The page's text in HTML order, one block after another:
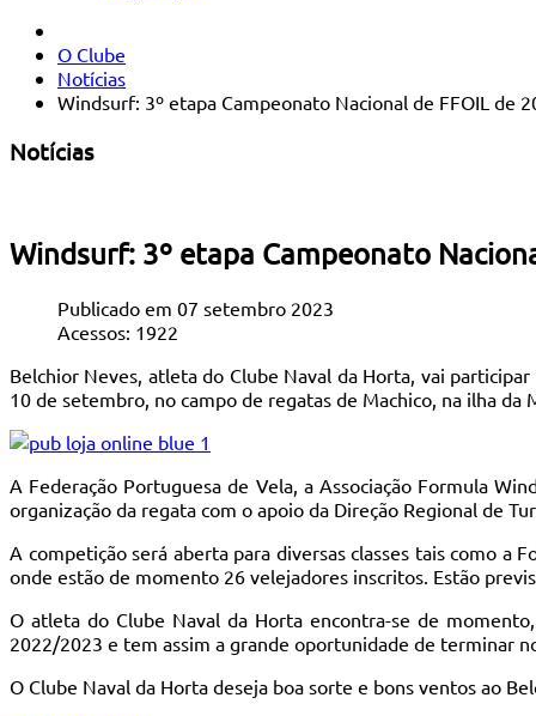
O Clube
Notícias
Windsurf: 3º etapa Campeonato Nacional de FFOIL de
Notícias
Windsurf: 3º etapa Campeonato
Publicado em 07 setembro 2023
Acessos: 1922
Belchior Neves, atleta do Clube Naval da Horta, vai
10 de setembro, no campo de regatas de Machico, na ilha da
A Federação Portuguesa de Vela, a Associação Formula
organização da regata com o apoio da Direção Regional de
A competição será aberta para diversas classes tais como a
onde estão de momento 26 velejadores inscritos. Estão
O atleta do Clube Naval da Horta encontra-se de
2022/2023 e tem assim a grande oportunidade de terminar
O Clube Naval da Horta deseja boa sorte e bons ventos ao